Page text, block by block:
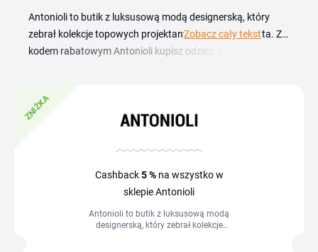
Antonioli to butik z luksusową modą designerską, który
zebrał kolekcje topowych projektantów z całego świata. Z
kodem rabatowym Antonioli kupisz odzież, obuwie i
couture z najnowszymi propozycjami streetwear, dzięki
czemu trafisz tu na rzeczy, których nie zobaczysz w
w koszyku przy finalizacji zamówienia, a wszystkie
dostępne promocje sklepu sprawdzisz w tym zestawieniu.
Zobacz cały tekst
ZNIŻKA
Cashback5 %na wszystko w
sklepie Antonioli
Antonioli to butik z luksusową modą
designerską, który zebrał kolekcje